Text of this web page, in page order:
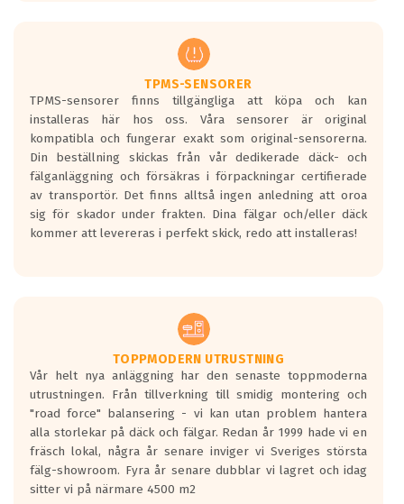
TPMS-SENSORER
TPMS-sensorer finns tillgängliga att köpa och kan
installeras här hos oss. Våra sensorer är original
kompatibla och fungerar exakt som original-sensorerna.
Din beställning skickas från vår dedikerade däck- och
fälganläggning och försäkras i förpackningar certifierade
av transportör. Det finns alltså ingen anledning att oroa
sig för skador under frakten. Dina fälgar och/eller däck
kommer att levereras i perfekt skick, redo att installeras!
TOPPMODERN UTRUSTNING
Vår helt nya anläggning har den senaste toppmoderna
utrustningen. Från tillverkning till smidig montering och
"road force" balansering - vi kan utan problem hantera
alla storlekar på däck och fälgar. Redan år 1999 hade vi en
fräsch lokal, några år senare inviger vi Sveriges största
fälg-showroom. Fyra år senare dubblar vi lagret och idag
sitter vi på närmare 4500 m2